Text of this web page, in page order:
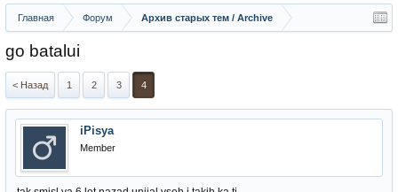
Главная Форум Архив старых тем / Archive
go batalui
< Назад 1 2 3 4
iPisya
Member